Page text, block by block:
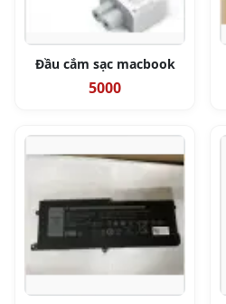
Đầu cắm sạc macbook
5000